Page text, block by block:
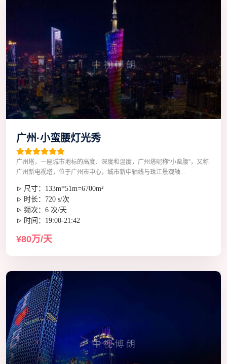
广州·小蛮腰灯光秀
广州塔，一座城市地标的高度、深度和温度，广州塔昵称“小蛮腰”，又称
广州新电视塔，位于广州市中心，城市新中轴线与珠江景观轴...
尺寸：133m*51m=6700m²
时长：720 s/次
频次：6 次/天
时间：19:00-21:42
¥80万/天